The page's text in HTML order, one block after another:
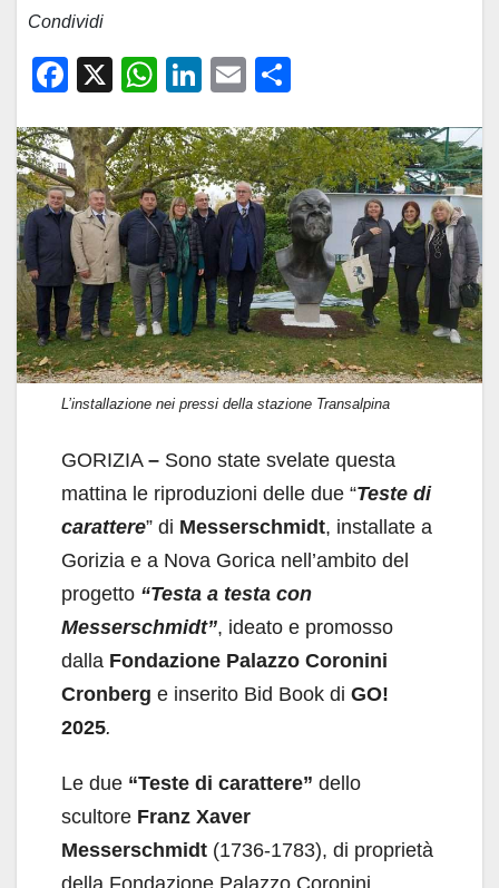
Condividi
F
c
e
b
o
o
k
X
W
at
s
A
p
p
Li
k
e
dI
n
E
ail n
di
vi
di
L’installazione nei pressi della stazione Transalpina
GORIZIA – Sono state svelate questa
mattina le riproduzioni delle due “Teste di
carattere” di Messerschmidt, installate a
Gorizia e a Nova Gorica nell’ambito del
progetto “Testa a testa con
Messerschmidt”, ideato e promosso
dalla Fondazione Palazzo Coronini
Cronberg e inserito Bid Book di GO!
2025.
Le due “Teste di carattere” dello
scultore Franz Xaver
Messerschmidt (1736-1783), di proprietà